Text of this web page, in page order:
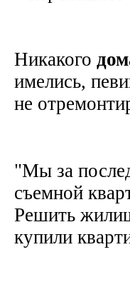
Никакого
имелись,
не
"Мы за
съемной
Решить
купили